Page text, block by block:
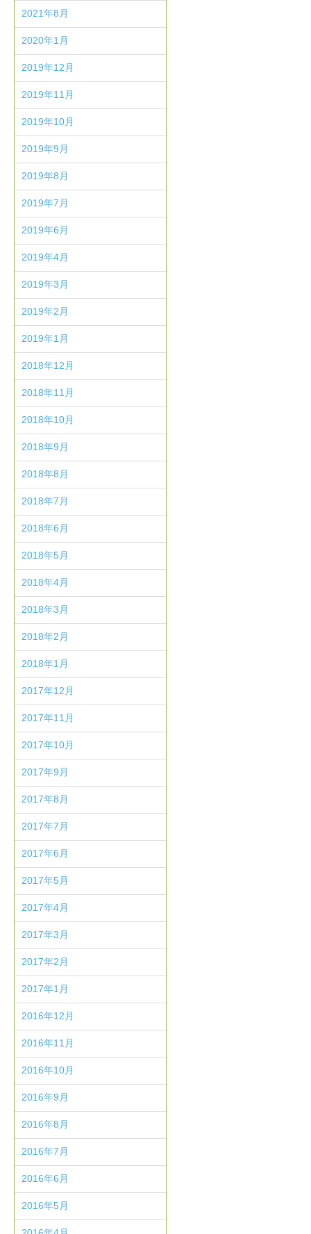
2021年8月
2020年1月
2019年12月
2019年11月
2019年10月
2019年9月
2019年8月
2019年7月
2019年6月
2019年4月
2019年3月
2019年2月
2019年1月
2018年12月
2018年11月
2018年10月
2018年9月
2018年8月
2018年7月
2018年6月
2018年5月
2018年4月
2018年3月
2018年2月
2018年1月
2017年12月
2017年11月
2017年10月
2017年9月
2017年8月
2017年7月
2017年6月
2017年5月
2017年4月
2017年3月
2017年2月
2017年1月
2016年12月
2016年11月
2016年10月
2016年9月
2016年8月
2016年7月
2016年6月
2016年5月